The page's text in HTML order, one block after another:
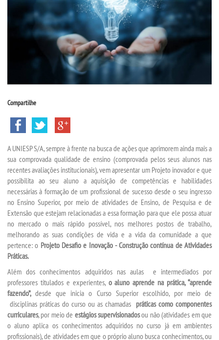
COMITÊ DE ÉTICA
PESQUISA DE EXTENSÃO
LICENCIATURAS
TECNOLÓGICOS
EXTENSÃO
VESTIBULAR
INSCREVA-SE
SEGUNDA GRADUAÇÃO
MATRÍCULA
Compartilhe
A UNIESP S/A, sempre à frente na busca de ações que aprimorem ainda mais a
sua comprovada qualidade de ensino (comprovada pelos seus alunos nas
recentes avaliações institucionais), vem apresentar um Projeto inovador e que
possibilita ao seu aluno a aquisição de competências e habilidades
necessárias à formação de um profissional de sucesso desde o seu ingresso
no Ensino Superior, por meio de atividades de Ensino, de Pesquisa e de
Extensão que estejam relacionadas a essa formação para que ele possa atuar
no mercado o mais rápido possível, nos melhores postos de trabalho,
melhorando as suas condições de vida e a vida da comunidade a que
pertence: o Projeto Desafio e Inovação - Construção contínua de Atividades
Práticas.
Além dos conhecimentos adquiridos nas aulas e intermediados por
professores titulados e experientes, o aluno aprende na prática, “aprende
fazendo”,desde que inicia o Curso Superior escolhido, por meio de
disciplinas práticas do curso ou as chamadas práticas como componentes
curriculares, por meio de estágios supervisionadosou não (atividades em que
o aluno aplica os conhecimentos adquiridos no curso já em ambientes
profissionais), de atividades em que o próprio aluno busca conhecimentos, ou